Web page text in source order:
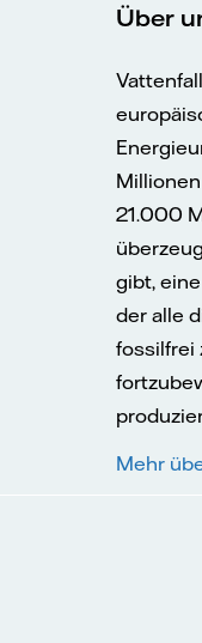
Über
21.000
gibt,
der alle
fossilfrei
Mehr